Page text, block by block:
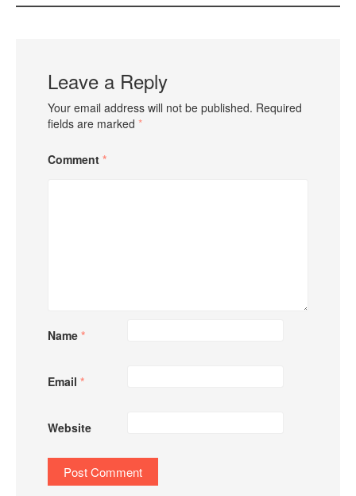
Leave a Reply
Your email address will not be published. Required
fields are marked *
Comment *
Name *
Email *
Website